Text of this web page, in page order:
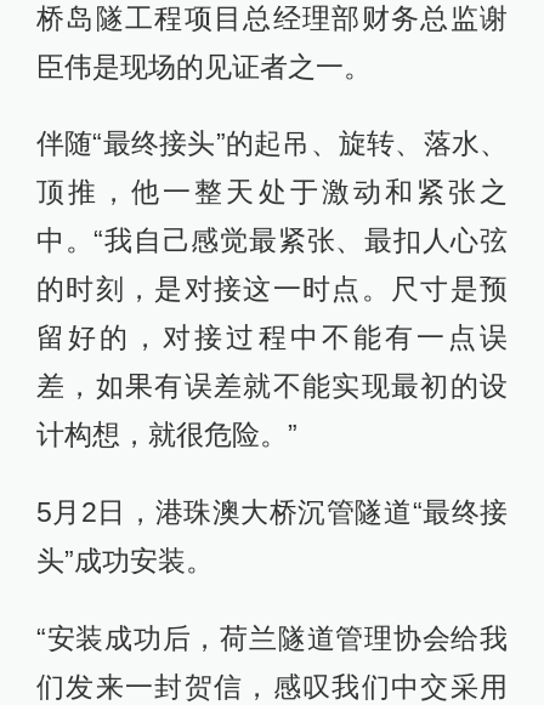
桥岛隧工程项目总经理部财务总监谢
臣伟是现场的见证者之一。
伴随“最终接头”的起吊、旋转、落水、
顶推，他一整天处于激动和紧张之
中。“我自己感觉最紧张、最扣人心弦
的时刻，是对接这一时点。尺寸是预
留好的，对接过程中不能有一点误
差，如果有误差就不能实现最初的设
计构想，就很危险。”
5月2日，港珠澳大桥沉管隧道“最终接
头”成功安装。
“安装成功后，荷兰隧道管理协会给我
们发来一封贺信，感叹我们中交采用